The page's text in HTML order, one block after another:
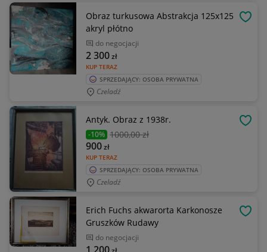
Obraz turkusowa Abstrakcja 125x125
akryl płótno
do negocjacji
KUP TERAZ
2 300zł
SPRZEDAJĄCY: OSOBA PRYWATNA
Czeladź
Antyk. Obraz z 1938r.
-10% 1000,00 zł
KUP TERAZ
900zł
SPRZEDAJĄCY: OSOBA PRYWATNA
Czeladź
Erich Fuchs akwarorta Karkonosze
Gruszków Rudawy
do negocjacji